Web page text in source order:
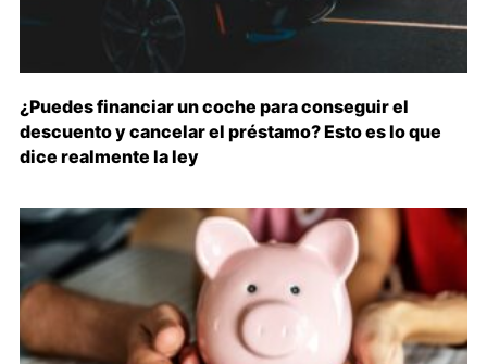
¿Puedes financiar un coche para conseguir el
descuento y cancelar el préstamo? Esto es lo que
dice realmente la ley